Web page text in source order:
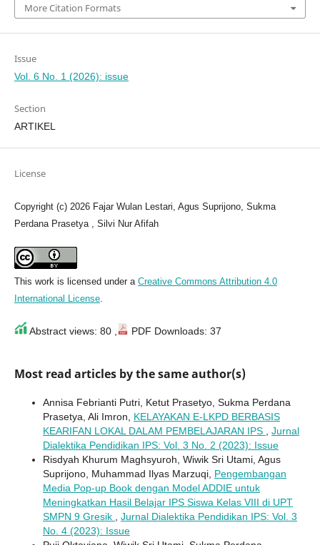
More Citation Formats
Issue
Vol. 6 No. 1 (2026): issue
Section
ARTIKEL
License
Copyright (c) 2026 Fajar Wulan Lestari, Agus Suprijono, Sukma
Perdana Prasetya , Silvi Nur Afifah
This work is licensed under a Creative Commons Attribution 4.0
International License.
Abstract views: 80 , PDF Downloads: 37
Most read articles by the same author(s)
Annisa Febrianti Putri, Ketut Prasetyo, Sukma Perdana
Prasetya, Ali Imron, KELAYAKAN E-LKPD BERBASIS
KEARIFAN LOKAL DALAM PEMBELAJARAN IPS
Jurnal
Dialektika Pendidikan IPS: Vol. 3 No. 2 (2023): Issue
Risdyah Khurum Maghsyuroh, Wiwik Sri Utami, Agus
Suprijono, Muhammad Ilyas Marzuqi, Pengembangan
Media Pop-up Book dengan Model ADDIE untuk
Meningkatkan Hasil Belajar IPS Siswa Kelas VIII di UPT
SMPN 9 Gresik
Jurnal Dialektika Pendidikan IPS: Vol. 3
No. 4 (2023): Issue